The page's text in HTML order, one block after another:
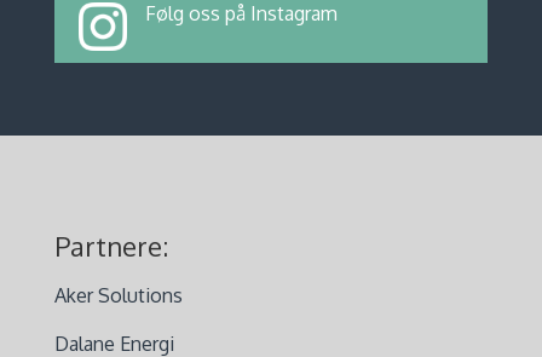
Følg oss på Instagram
Partnere:
Aker Solutions
Dalane Energi